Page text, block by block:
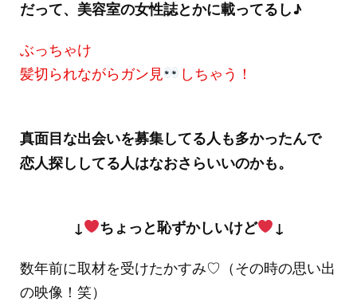
だって、美容室の女性誌とかに載ってるし♪
ぶっちゃけ
髪切られながらガン見
しちゃう！
真面目な出会いを募集してる人も多かったんで
恋人探ししてる人はなおさらいいのかも。
↓ ちょっと恥ずかしいけど
↓
数年前に取材を受けたかすみ♡（その時の思い出
の映像！笑）